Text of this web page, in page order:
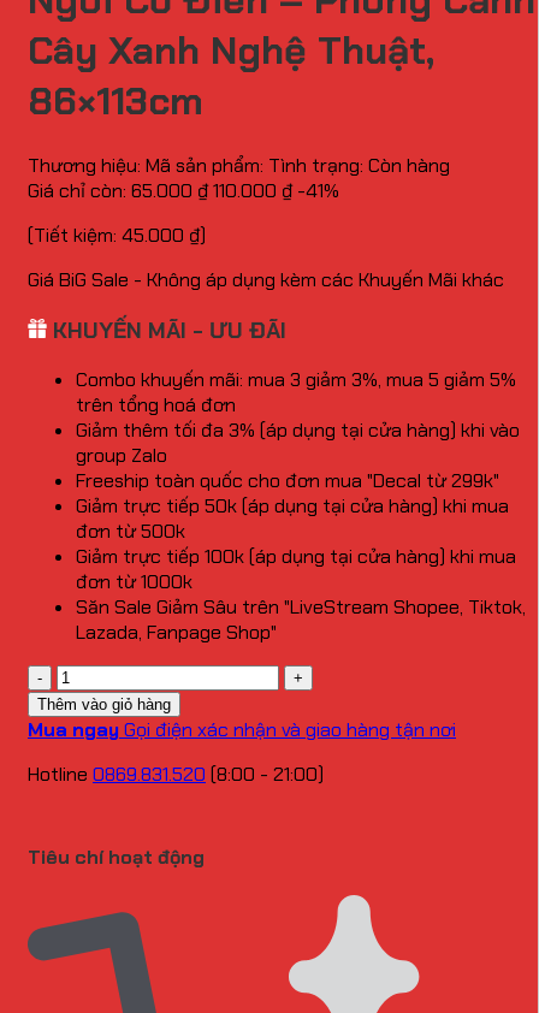
Cây Xanh Nghệ Thuật,
86×113cm
Thương hiệu: Mã sản phẩm: Tình trạng: Còn hàng
Giá chỉ còn: 65.000 ₫110.000 ₫ -41%
(Tiết kiệm: 45.000 ₫)
Giá BiG Sale - Không áp dụng kèm các Khuyến Mãi khác
KHUYẾN MÃI - ƯU ĐÃI
Combo khuyến mãi: mua 3 giảm 3%, mua 5 giảm 5%
trên tổng hoá đơn
Giảm thêm tối đa 3% (áp dụng tại cửa hàng) khi vào
group Zalo
Freeship toàn quốc cho đơn mua "Decal từ 299k"
Giảm trực tiếp 50k (áp dụng tại cửa hàng) khi mua
đơn từ 500k
Giảm trực tiếp 100k (áp dụng tại cửa hàng) khi mua
đơn từ 1000k
Săn Sale Giảm Sâu trên "LiveStream Shopee, Tiktok,
Lazada, Fanpage Shop"
Số
lượng
Thêm vào giỏ hàng
Mua ngayGọi điện xác nhận và giao hàng tận nơi
Hotline 0869.831.520 (8:00 - 21:00)
Tiêu chí hoạt động